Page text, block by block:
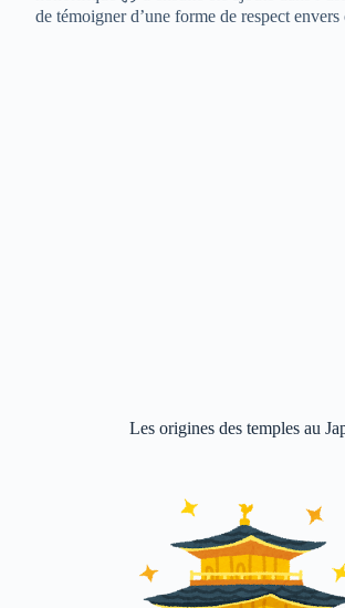
de témoigner d’une forme de respect envers
Les origines des temples au